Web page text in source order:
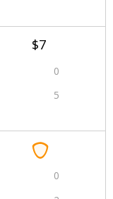
$7
0
5
0